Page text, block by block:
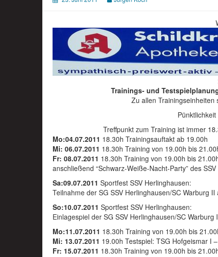
Trainings- und
Zu allen
Treffpunkt zum Training ist immer
Mo:04.07.2011 18.30h Trainingsauftakt ab 19.00h
Mi: 06.07.2011 18.30h Training von 19.00h bis
Fr: 08.07.2011 18.30h Training von 19.00h bis
anschließend “Schwarz-Weiße-Nacht-Party” des
Sa:09.07.2011 Sportfest SSV Herlinghausen:
Teilnahme der SG SSV Herlinghausen/SC Warburg
So:10.07.2011 Sportfest SSV Herlinghausen:
Einlagespiel der SG SSV Herlinghausen/SC Warburg
Mo:11.07.2011 18.30h Training von 19.00h bis
Mi: 13.07.2011 19.00h Testspiel: TSG Hofgeismar I
Fr: 15.07.2011 18.30h Training von 19.00h bis